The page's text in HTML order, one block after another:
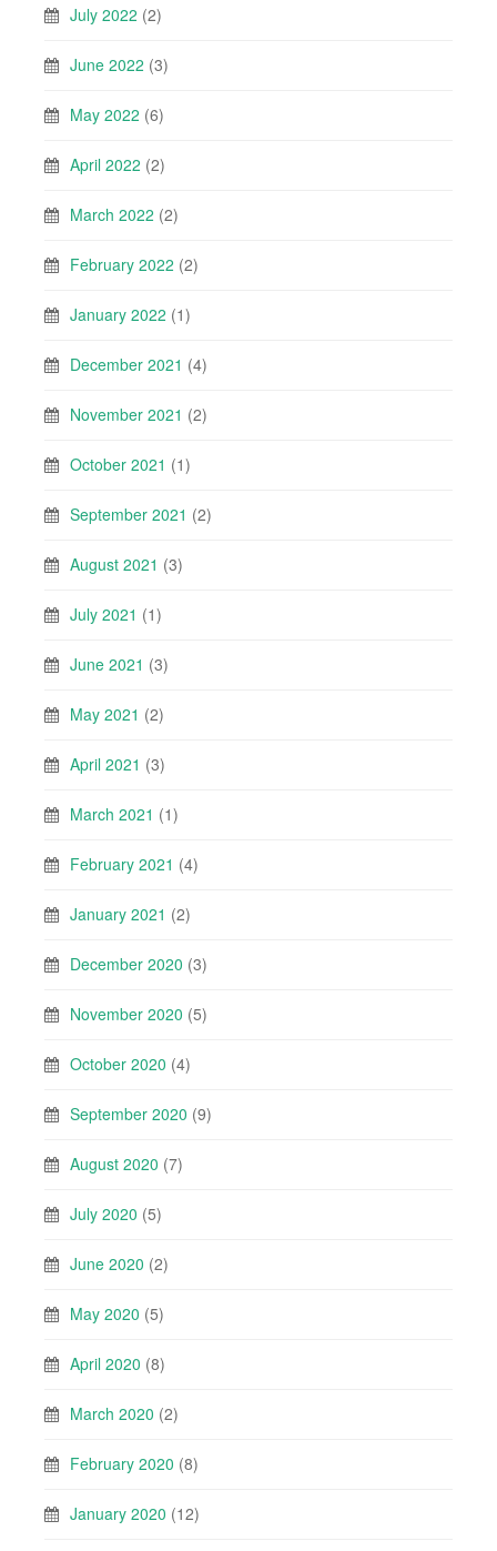
July 2022 (2)
June 2022 (3)
May 2022 (6)
April 2022 (2)
March 2022 (2)
February 2022 (2)
January 2022 (1)
December 2021 (4)
November 2021 (2)
October 2021 (1)
September 2021 (2)
August 2021 (3)
July 2021 (1)
June 2021 (3)
May 2021 (2)
April 2021 (3)
March 2021 (1)
February 2021 (4)
January 2021 (2)
December 2020 (3)
November 2020 (5)
October 2020 (4)
September 2020 (9)
August 2020 (7)
July 2020 (5)
June 2020 (2)
May 2020 (5)
April 2020 (8)
March 2020 (2)
February 2020 (8)
January 2020 (12)